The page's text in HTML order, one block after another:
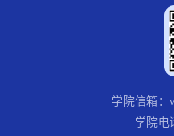
学院信箱：
学院电